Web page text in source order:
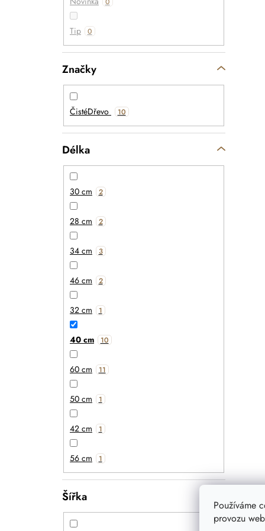
Používáme
provozu
Tip 0
Značky
ČistéDřevo 10
Délka
30 cm 2
28 cm 2
34 cm 3
46 cm 2
32 cm 1
40 cm 10
60 cm 11
50 cm 1
42 cm 1
56 cm 1
Šířka